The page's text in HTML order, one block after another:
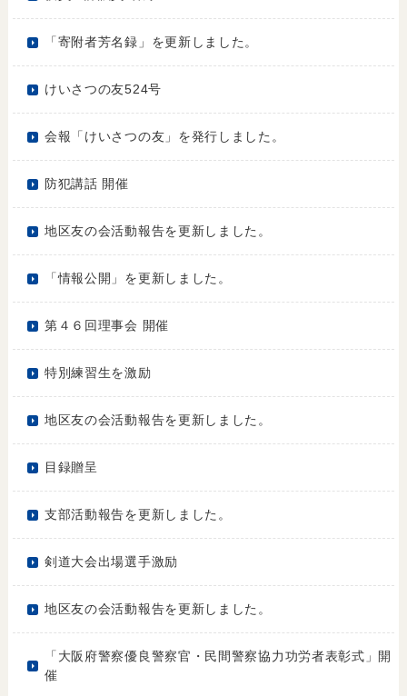
「寄附者芳名録」を更新しました。
けいさつの友524号
会報「けいさつの友」を発行しました。
防犯講話 開催
地区友の会活動報告を更新しました。
「情報公開」を更新しました。
第４６回理事会 開催
特別練習生を激励
地区友の会活動報告を更新しました。
目録贈呈
支部活動報告を更新しました。
剣道大会出場選手激励
地区友の会活動報告を更新しました。
「大阪府警察優良警察官・民間警察協力功労者表彰式」開
催